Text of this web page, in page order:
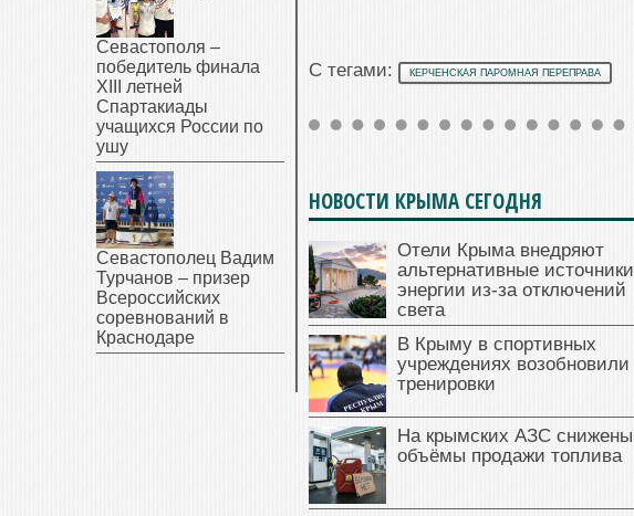
С тегами: КЕРЧЕНСКАЯ ПАРОМНАЯ ПЕРЕПРАВА
НОВОСТИ КРЫМА СЕГОДНЯ
Отели Крыма внедряют
альтернативные источники
энергии из-за отключений
света
В Крыму в спортивных
учреждениях возобновили
тренировки
На крымских АЗС снижены
объёмы продажи топлива
Севастополя –
победитель финала
XIII летней
Спартакиады
учащихся России по
ушу
Севастополец Вадим
Турчанов – призер
Всероссийских
соревнований в
Краснодаре